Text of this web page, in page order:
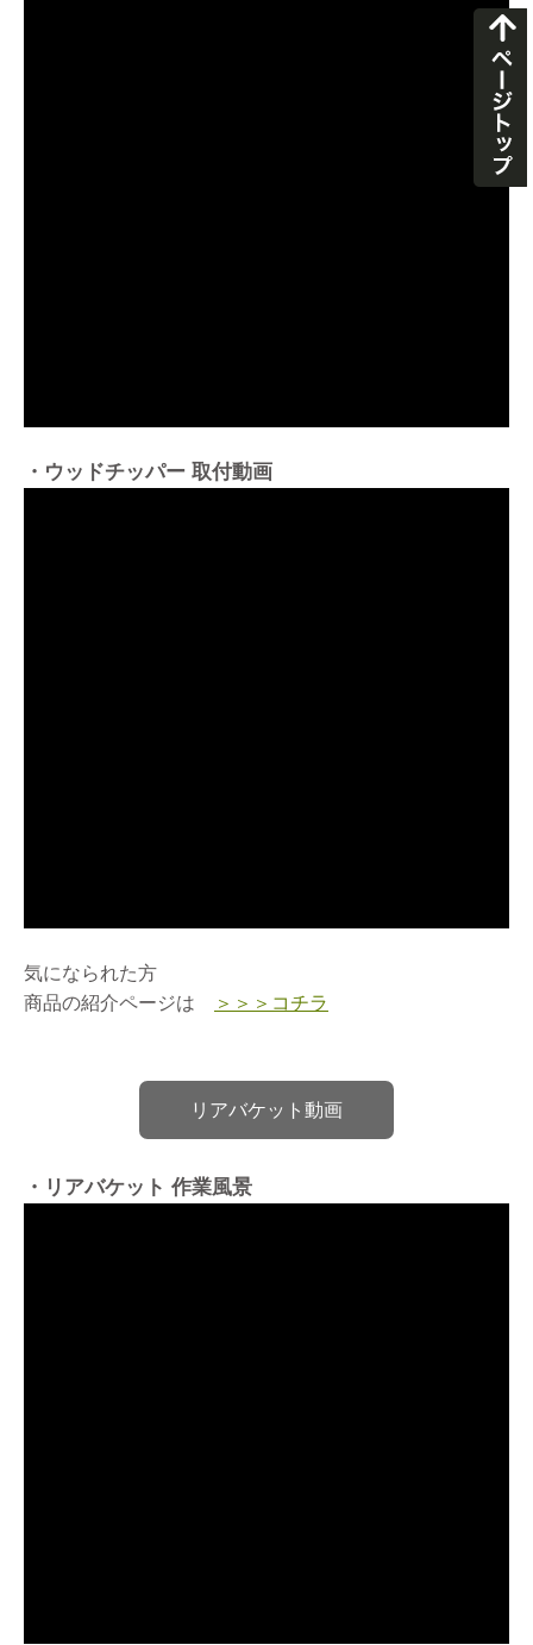
・ウッドチッパー 取付動画
気になられた方
商品の紹介ページは
＞＞＞コチラ
リアバケット動画
・リアバケット 作業風景